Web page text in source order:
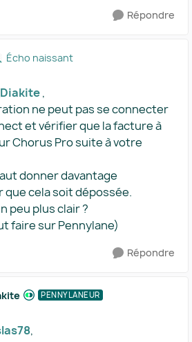
Répondre
Écho naissant
,
ne peut pas se connecter
et vérifier que la facture à
Chorus Pro suite à votre
donner davantage
cela soit dépossée.
peu plus clair ?
faire sur Pennylane)
Répondre
PENNYLANEUR
,